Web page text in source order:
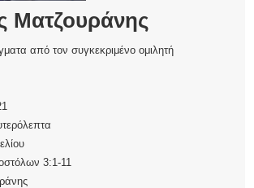
Ματζουράνης
από τον συγκεκριμένο ομιλητή
3:1-11